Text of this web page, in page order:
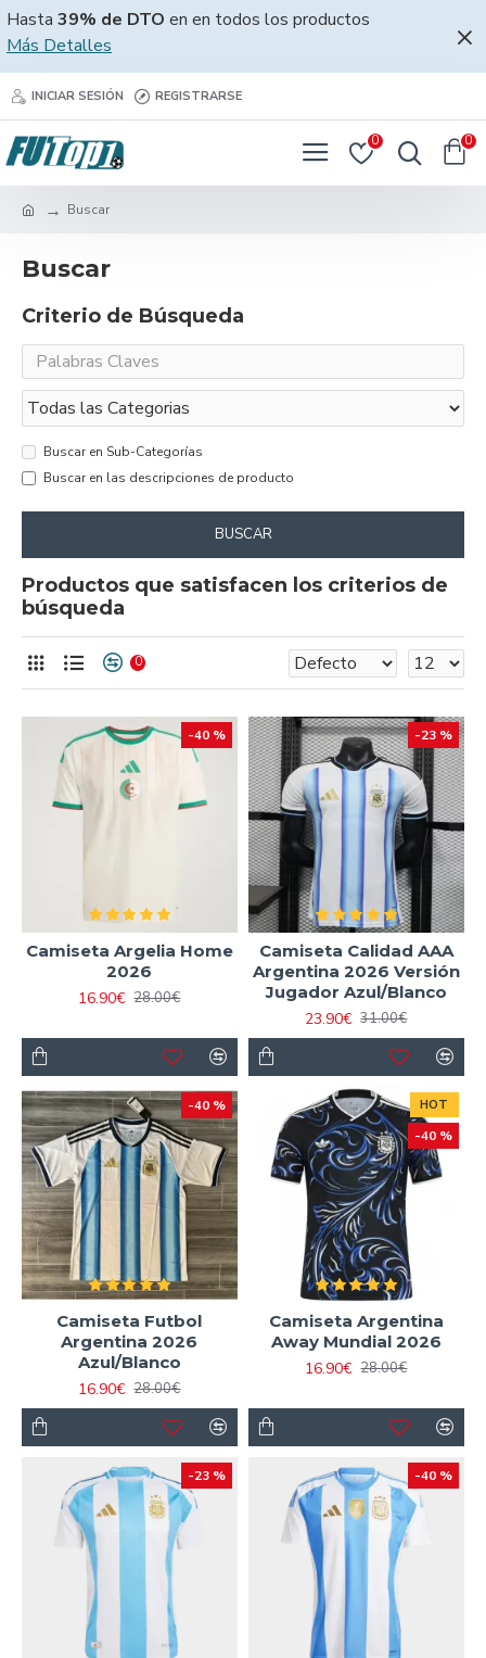
Hasta 39% de DTO en en todos los productos
Más Detalles
INICIAR SESIÓN REGISTRARSE
0 0
Buscar
Buscar
Criterio de Búsqueda
Buscar en Sub-Categorías
Buscar en las descripciones de producto
BUSCAR
Productos que satisfacen los criterios de
búsqueda
0
-40 %
Camiseta Argelia Home
2026
16.90€ 28.00€
-23 %
Camiseta Calidad AAA
Argentina 2026 Versión
Jugador Azul/Blanco
23.90€ 31.00€
-40 %
Camiseta Futbol
Argentina 2026
Azul/Blanco
16.90€ 28.00€
HOT
-40 %
Camiseta Argentina
Away Mundial 2026
16.90€ 28.00€
-23 % -40 %